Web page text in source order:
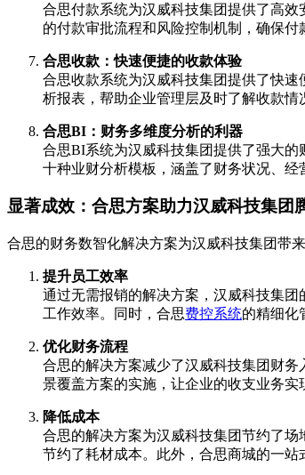
合思付款系统为汉威科技集团提供了高
的付款审批流程和风险控制机制，确保付
合思收款：快速便捷的收款体验
合思收款系统为汉威科技集团提供了快
析报表，帮助企业管理层及时了解收款情
合思BI：财务多维度分析的利器
合思BI系统为汉威科技集团提供了强大
十种业财分析模板，涵盖了财务状况、
显著成效：合思方案助力汉威科技集团
合思的财务数智化解决方案为汉威科技集团带来
提升员工效率
通过无需报销的解决方案，汉威科技集
工作效率。同时，合思费控系统的精细化
优化财务流程
合思的解决方案减少了汉威科技集团财
景覆盖方案的实施，让企业的收支业务实
降低成本
合思的解决方案为汉威科技集团节约了
节约了耗材成本。此外，合思商城的一站